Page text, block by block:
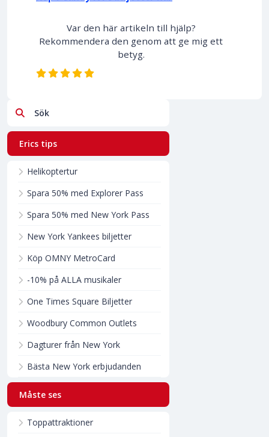
Var den här artikeln till hjälp?
Rekommendera den genom att ge mig ett
betyg.
Sök
Erics tips
Helikoptertur
Spara 50% med Explorer Pass
Spara 50% med New York Pass
New York Yankees biljetter
Köp OMNY MetroCard
-10% på ALLA musikaler
One Times Square Biljetter
Woodbury Common Outlets
Dagturer från New York
Bästa New York erbjudanden
Måste ses
Toppattraktioner